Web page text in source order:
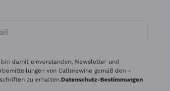
Einwilligungen zum Erhalt von
bin damit einverstanden, Newsletter und
von Callmewine gemäß den -
zu erhalten.Datenschutz-Bestimmungen